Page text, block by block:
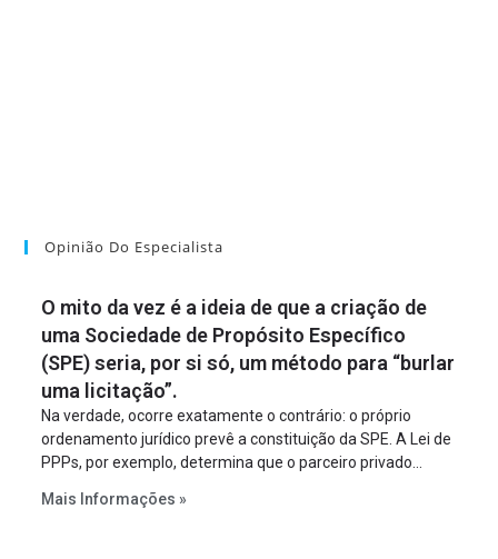
Opinião Do Especialista
O mito da vez é a ideia de que a criação de
uma Sociedade de Propósito Específico
(SPE) seria, por si só, um método para “burlar
uma licitação”.
Na verdade, ocorre exatamente o contrário: o próprio
ordenamento jurídico prevê a constituição da SPE. A Lei de
PPPs, por exemplo, determina que o parceiro privado
empreendimento. Ou seja, a suposta “fraude à licitação” é
Mais Informações »